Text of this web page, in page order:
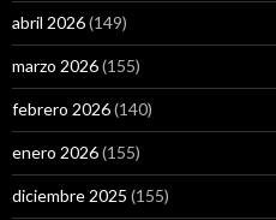
abril 2026(149)
marzo 2026(155)
febrero 2026(140)
enero 2026(155)
diciembre 2025 (155)